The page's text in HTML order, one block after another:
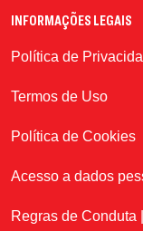
INFORMAÇÕES LEGAIS
Política de
Termos de Uso
Política de Cookies
Acesso a dados
Regras de Conduta